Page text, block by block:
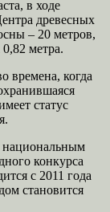
в ходе
древесных
– 20 метров,
метра.
времена, когда
статус
национальным
конкурса
с 2011 года
становится